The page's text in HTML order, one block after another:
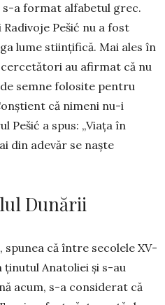
a format alfabetul grec.
Pešić nu a fost
lume stiinţifică. Mai ales în
au afirmat că nu
semne folosite pentru
că nimeni nu-i
a spus: „Viaţa în
din ade­văr se naşte
Dunării
că între seco­lele XV-
ţinutul Ana­toliei şi s-au
acum, s-a considerat că